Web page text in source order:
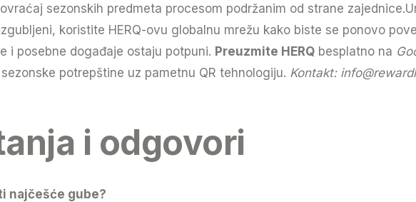
sezonskih predmeta procesom podržanim od strane
koristite HERQ-ovu globalnu mrežu kako biste se ponovo
i posebne događaje ostaju potpuni. Preuzmite HERQ besplatno na
potrepštine uz pametnu QR tehnologiju. Kontakt:
i odgovori
najčešće gube?